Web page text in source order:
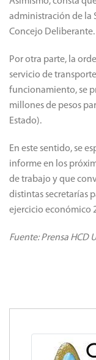
administración de la
Concejo Deliberante.
Por otra parte, la
servicio de
funcionamiento, se
millones de pesos
Estado).
En este sentido, se
informe en los
de trabajo y que
distintas secretarías
ejercicio económico
Fuente: Prensa HCD